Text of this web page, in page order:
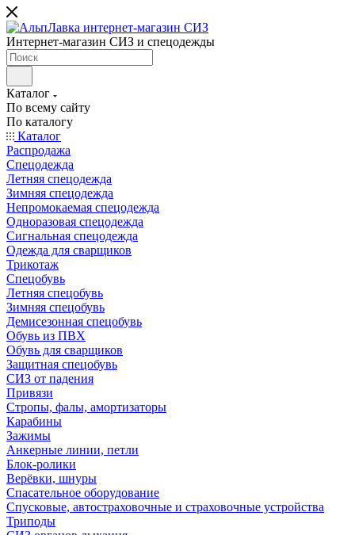
Интернет-магазин СИЗ и спецодежды
Каталог
По всему сайту
По каталогу
Каталог
Распродажа
Спецодежда
Летняя спецодежда
Зимняя спецодежда
Непромокаемая спецодежда
Одноразовая спецодежда
Сигнальная спецодежда
Одежда для сварщиков
Трикотаж
Спецобувь
Летняя спецобувь
Зимняя спецобувь
Демисезонная спецобувь
Обувь из ПВХ
Обувь для сварщиков
Защитная спецобувь
СИЗ от падения
Привязи
Стропы, фалы, амортизаторы
Карабины
Зажимы
Анкерные линии, петли
Блок-ролики
Верёвки, шнуры
Спасательное оборудование
Спусковые, автостраховочные и страховочные устройства
Триподы